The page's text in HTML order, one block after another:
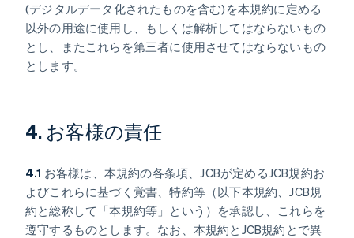
(デジタルデータ化されたものを含む)を本規約に定める
以外の用途に使用し、もしくは解析してはならないもの
とし、またこれらを第三者に使用させてはならないもの
とします。
4. お客様の責任
4.1 お客様は、本規約の各条項、JCBが定めるJCB規約お
よびこれらに基づく覚書、特約等（以下本規約、JCB規
約と総称して「本規約等」という）を承認し、これらを
遵守するものとします。なお、本規約とJCB規約とで異